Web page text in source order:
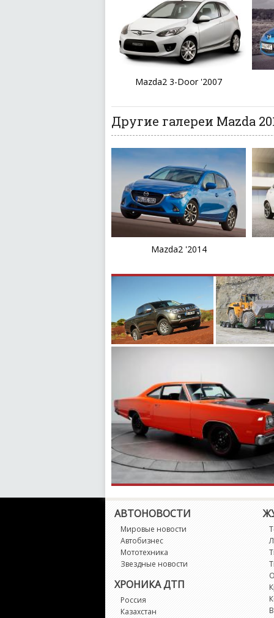
Mazda2 3-Door '2007
Другие галереи Mazda
Mazda2 '2014
АВТОНОВОСТИ
Мировые новости
Автобизнес
Мототехника
Звездные новости
ХРОНИКА ДТП
Россия
Казахстан